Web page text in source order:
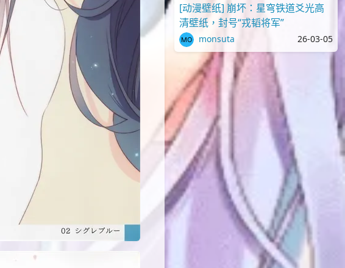
[动漫壁纸] 崩坏：星穹铁道爻光高
清壁纸，封号“戎韬将军”
monsuta 26-03-05